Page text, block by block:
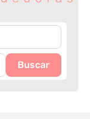
BuscarSearch